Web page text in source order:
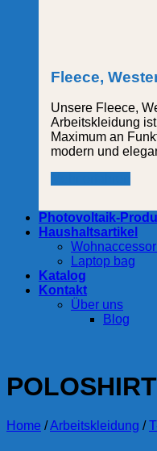
Fleece,
Unsere Fleece,
Arbeitskleidung
Maximum an
modern und
Photovoltaik-
Haushaltsartikel
Laptop bag
Katalog
Kontakt
Über uns
Blog
Home /Arbeitskleidung /